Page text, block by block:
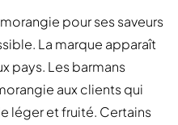
pour ses saveurs
La marque apparaît
pays. Les barmans
aux clients qui
léger et fruité. Certains